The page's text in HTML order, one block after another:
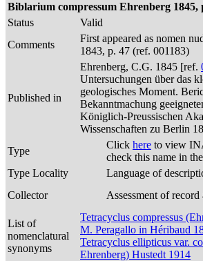
Biblarium compressum Ehrenberg 1845,
Status
Valid
Comments
First appeared as nomen
1843, p. 47 (ref. 001183)
Published in
Ehrenberg, C.G. 1845 [ref.
Untersuchungen über das
geologisches Moment.
Bekanntmachung
Königlich-Preussischen
Wissenschaften zu Berlin
Type
Click here to view
check this name in
Type Locality
Language of
Collector
Assessment of record
List of
nomenclatural
synonyms
Tetracyclus compressus
M. Peragallo in Héribaud
Tetracyclus ellipticus var.
Ehrenberg) Hustedt 1914